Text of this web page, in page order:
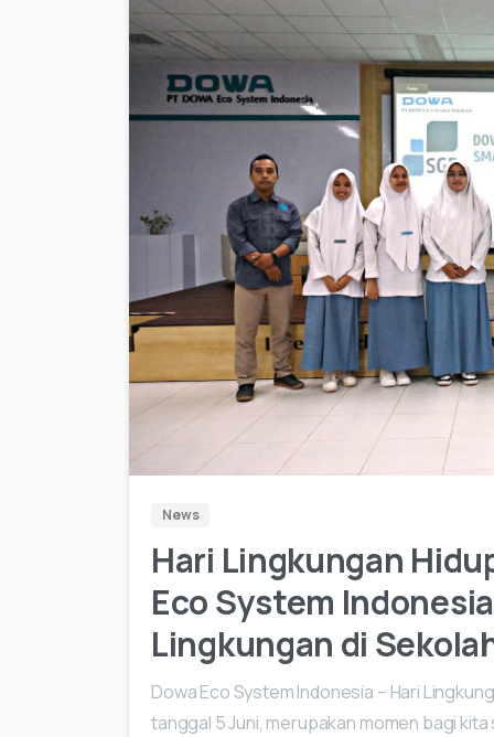
News
Hari Lingkungan
Eco System
Lingkungan di
Dowa Eco System Indonesia – Hari
tanggal 5 Juni, merupakan momen bagi